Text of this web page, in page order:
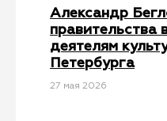
Александр
деятелям
Петербурга
27 мая 2026